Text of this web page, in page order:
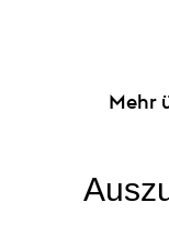
Mehr